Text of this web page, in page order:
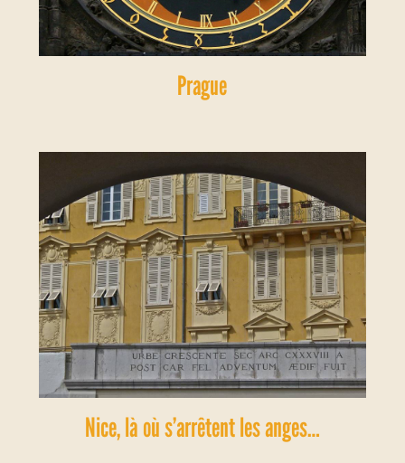
Prague
Nice, là où s’arrêtent les anges…